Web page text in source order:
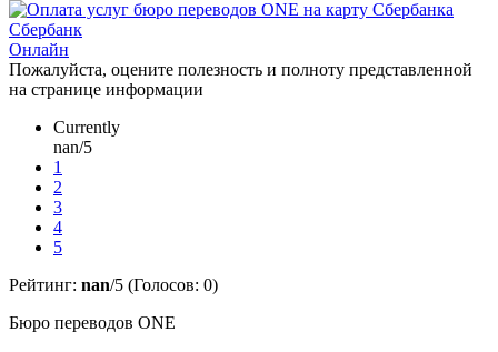
Сбербанк
Онлайн
Пожалуйста, оцените полезность и полноту представленной
на странице информации
Currently
nan/5
1
2
3
4
5
Рейтинг: nan/5 (Голосов: 0)
Бюро переводов ONE